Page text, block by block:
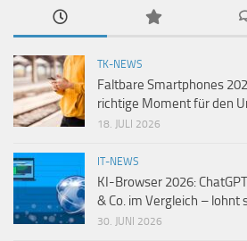
TK-NEWS
Faltbare Smartphones
richtige Moment für den
18. JULI 2026
IT-NEWS
KI-Browser 2026:
& Co. im Vergleich – lohnt
30. JUNI 2026